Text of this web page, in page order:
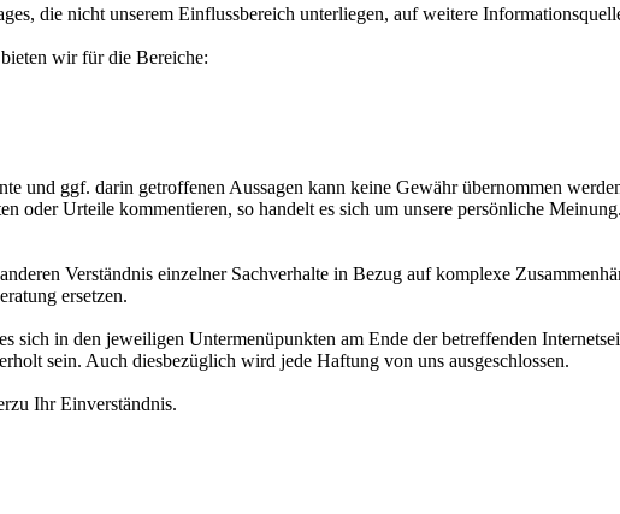
die nicht unserem Einflussbereich unterliegen, auf weitere
wir für die Bereiche:
und ggf. darin getroffenen Aussagen kann keine Gewähr übernommen
oder Urteile kommentieren, so handelt es sich um unsere persönliche Meinung.
Verständnis einzelner Sachverhalte in Bezug auf komplexe
ersetzen.
sich in den jeweiligen Untermenüpunkten am Ende der betreffenden
sein. Auch diesbezüglich wird jede Haftung von uns ausgeschlossen.
Ihr Einverständnis.